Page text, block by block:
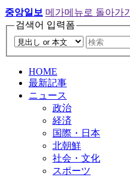
중앙일보 메가메뉴로 돌아가기
검색어 입력폼
HOME
最新記事
ニュース
政治
経済
国際・日本
北朝鮮
社会・文化
スポーツ